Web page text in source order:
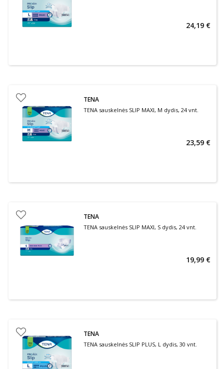
24,19 €
TENA
TENA sauskelnės SLIP MAXI, M dydis, 24 vnt.
23,59 €
TENA
TENA sauskelnės SLIP MAXI, S dydis, 24 vnt.
19,99 €
TENA
TENA sauskelnės SLIP PLUS, L dydis, 30 vnt.